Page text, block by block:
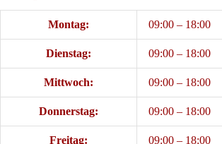
Montag: 09:00 – 18:00
Dienstag: 09:00 – 18:00
Mittwoch: 09:00 – 18:00
Donnerstag: 09:00 – 18:00
Freitag: 09:00 – 18:00